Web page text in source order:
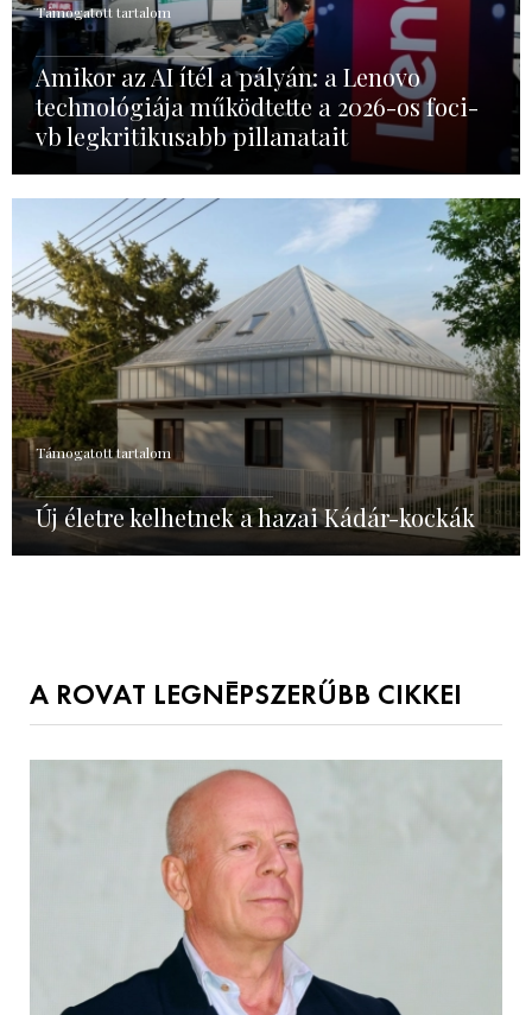
Támogatott tartalom
Amikor az AI ítél a pályán: a Lenovo
technológiája működtette a 2026-os foci-
vb legkritikusabb pillanatait
Támogatott tartalom
Új életre kelhetnek a hazai Kádár-kockák
A ROVAT LEGNÉPSZERŰBB CIKKEI